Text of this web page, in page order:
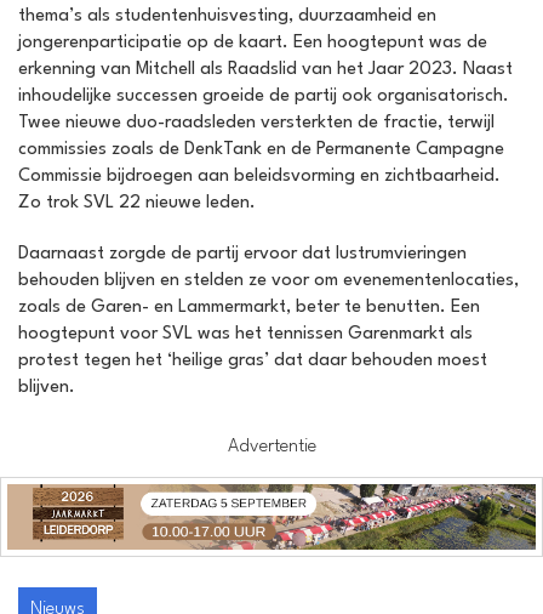
thema’s als studentenhuisvesting, duurzaamheid en
jongerenparticipatie op de kaart. Een hoogtepunt was de
erkenning van Mitchell als Raadslid van het Jaar 2023. Naast
inhoudelijke successen groeide de partij ook organisatorisch.
Twee nieuwe duo-raadsleden versterkten de fractie, terwijl
commissies zoals de DenkTank en de Permanente Campagne
Commissie bijdroegen aan beleidsvorming en zichtbaarheid.
Zo trok SVL 22 nieuwe leden.
Daarnaast zorgde de partij ervoor dat lustrumvieringen
behouden blijven en stelden ze voor om evenementenlocaties,
zoals de Garen- en Lammermarkt, beter te benutten. Een
hoogtepunt voor SVL was het tennissen Garenmarkt als
protest tegen het ‘heilige gras’ dat daar behouden moest
blijven.
Advertentie
Nieuws